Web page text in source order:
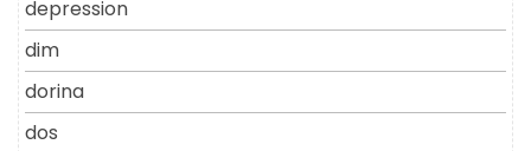
depression
dim
dorina
dos